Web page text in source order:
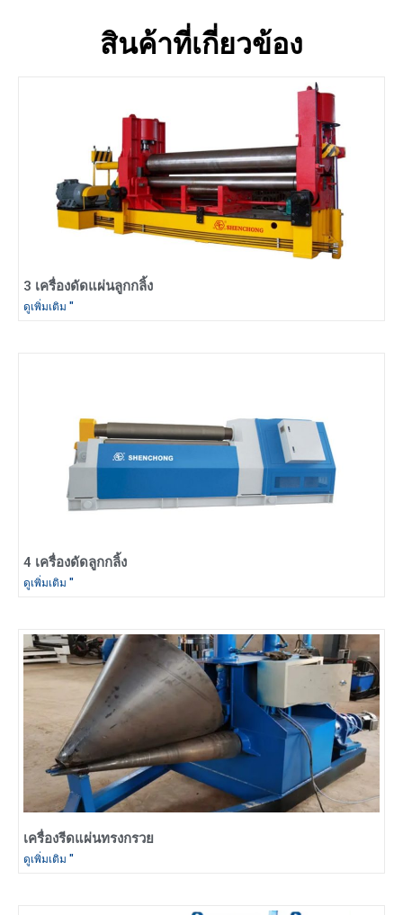
สินค้าที่เกี่ยวข้อง
3 เครื่องดัดแผ่นลูกกลิ้ง
ดูเพิ่มเติม "
4 เครื่องดัดลูกกลิ้ง
ดูเพิ่มเติม "
เครื่องรีดแผ่นทรงกรวย
ดูเพิ่มเติม "